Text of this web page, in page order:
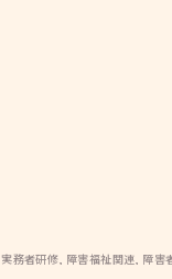
務者研修, 障害福祉関連, 障害